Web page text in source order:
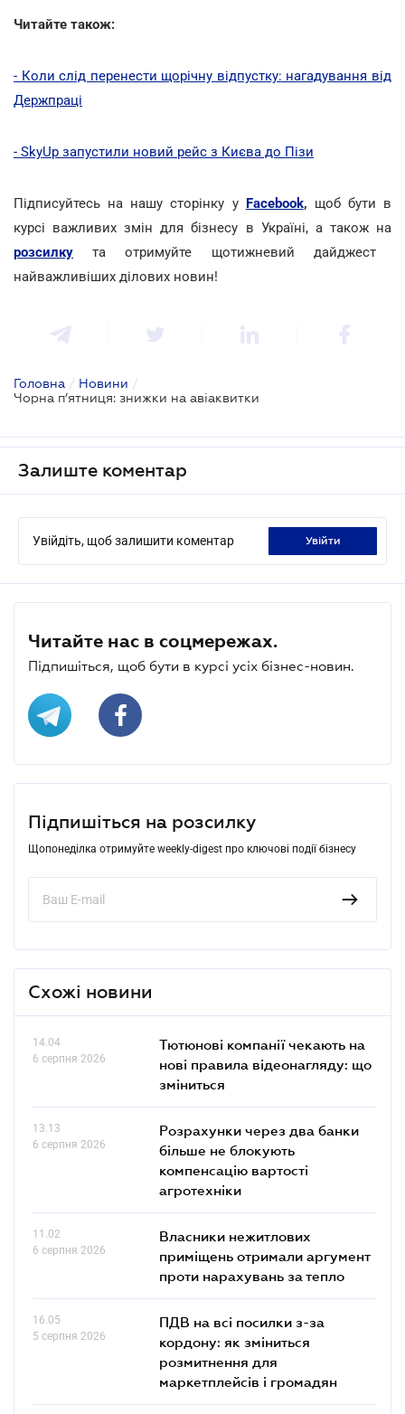
Читайте також:
- Коли слід перенести щорічну відпустку: нагадування від
Держпраці
- SkyUp запустили новий рейс з Києва до Пізи
Підписуйтесь на нашу сторінку у Facebook, щоб бути в
курсі важливих змін для бізнесу в Україні, а також на
розсилку
та отримуйте щотижневий дайджест
найважливіших ділових новин!
Головна / Новини /
Чорна п’ятниця: знижки на авіаквитки
Залиште коментар
Увійдіть, щоб залишити коментар увійти
Читайте нас в соцмережах.
Підпишіться, щоб бути в курсі усіх бізнес-новин.
Підпишіться на розсилку
Щопонеділка отримуйте weekly-digest про ключові події бізнесу
Схожі новини
14.04
6 серпня 2026
Тютюнові компанії чекають на
нові правила відеонагляду: що
зміниться
13.13
6 серпня 2026
Розрахунки через два банки
більше не блокують
компенсацію вартості
агротехніки
11.02
6 серпня 2026
Власники нежитлових
приміщень отримали аргумент
проти нарахувань за тепло
16.05
5 серпня 2026
ПДВ на всі посилки з-за
кордону: як зміниться
розмитнення для
маркетплейсів і громадян